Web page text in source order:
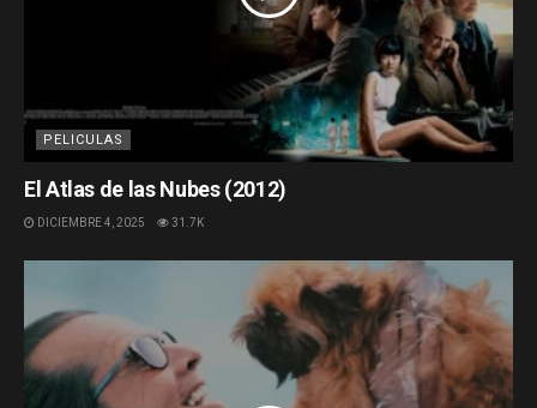
PELICULAS
El Atlas de las Nubes (2012)
DICIEMBRE 4, 2025 31.7K